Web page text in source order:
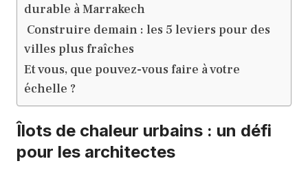
durable à Marrakech
Construire demain : les 5 leviers pour des
villes plus fraîches
Et vous, que pouvez-vous faire à votre
échelle ?
Îlots de chaleur urbains : un défi
pour les architectes